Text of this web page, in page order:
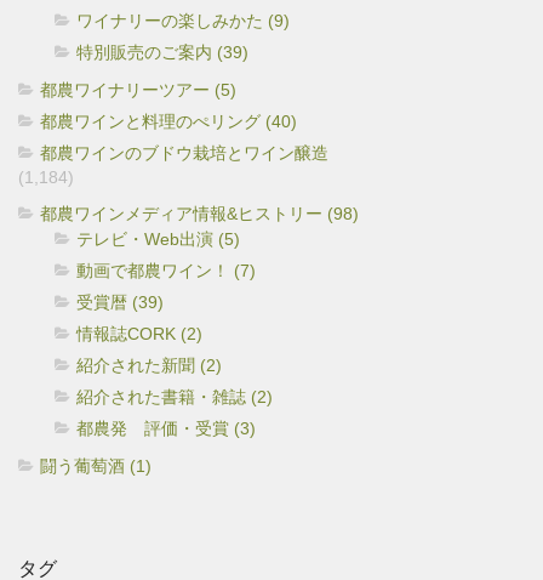
ワイナリーの楽しみかた (9)
特別販売のご案内 (39)
都農ワイナリーツアー (5)
都農ワインと料理のぺリング (40)
都農ワインのブドウ栽培とワイン醸造
(1,184)
都農ワインメディア情報&ヒストリー (98)
テレビ・Web出演 (5)
動画で都農ワイン！ (7)
受賞暦 (39)
情報誌CORK (2)
紹介された新聞 (2)
紹介された書籍・雑誌 (2)
都農発 評価・受賞 (3)
闘う葡萄酒 (1)
タグ